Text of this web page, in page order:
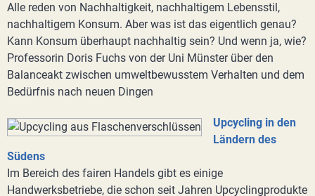
Alle reden von Nachhaltigkeit, nachhaltigem Lebensstil,
nachhaltigem Konsum. Aber was ist das eigentlich genau?
Kann Konsum überhaupt nachhaltig sein? Und wenn ja, wie?
Professorin Doris Fuchs von der Uni Münster über den
Balanceakt zwischen umweltbewusstem Verhalten und dem
Bedürfnis nach neuen Dingen
Upcycling in den
Ländern des
Südens
Im Bereich des fairen Handels gibt es einige
Handwerksbetriebe, die schon seit Jahren Upcyclingprodukte